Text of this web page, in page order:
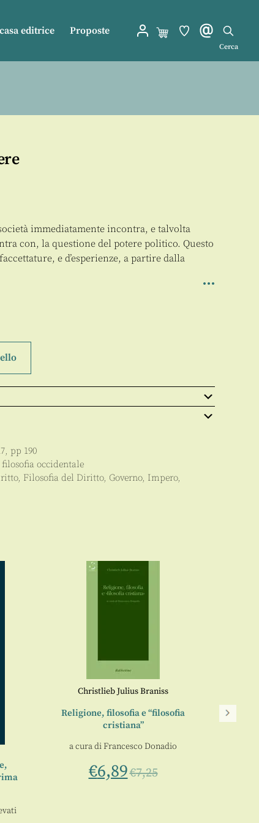
editrice Proposte
Cerca
immediatamente incontra, e talvolta
con, la questione del potere politico. Questo
e d’esperienze, a partire dalla
, pp 190
occidentale
Filosofia del Diritto, Governo, Impero,
Christlieb Julius Braniss
Religione, filosofia e “filosofia
cristiana”
a cura diFrancesco Donadio
€6,89€7,25